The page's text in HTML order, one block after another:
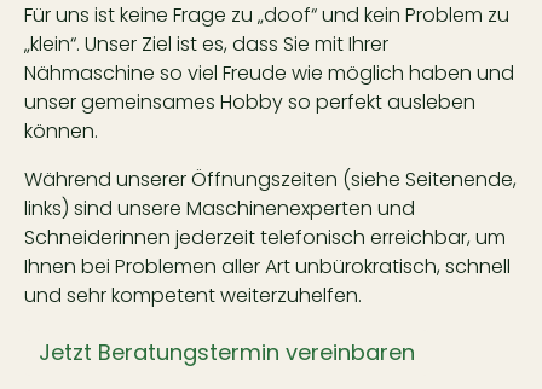
Für uns ist keine Frage zu „doof“ und kein Problem zu
„klein“. Unser Ziel ist es, dass Sie mit Ihrer
Nähmaschine so viel Freude wie möglich haben und
unser gemeinsames Hobby so perfekt ausleben
können.
Während unserer Öffnungszeiten (siehe Seitenende,
links) sind unsere Maschinenexperten und
Schneiderinnen jederzeit telefonisch erreichbar, um
Ihnen bei Problemen aller Art unbürokratisch, schnell
und sehr kompetent weiterzuhelfen.
Jetzt Beratungstermin vereinbaren